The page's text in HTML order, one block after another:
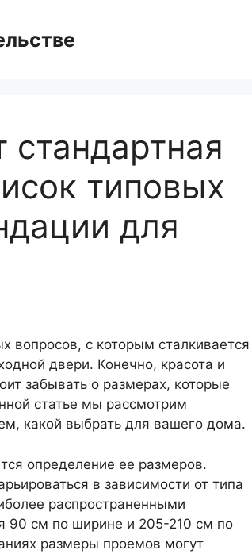
типовых
для
с которым сталкивается
двери. Конечно, красота и
забывать о размерах, которые
статье мы рассмотрим
какой выбрать для вашего дома.
определение ее размеров.
в зависимости от типа
распространенными
90 см по ширине и 205-210 см по
размеры проемов могут